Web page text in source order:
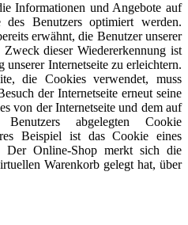
Informationen und Angebote auf
des Benutzers optimiert werden.
erwähnt, die Benutzer unserer
Zweck dieser Wiedererkennung ist
Internetseite zu erleichtern.
die Cookies verwendet, muss
der Internetseite erneut seine
von der Internetseite und dem auf
abgelegten Cookie
Beispiel ist das Cookie eines
Der Online-Shop merkt sich die
Warenkorb gelegt hat, über